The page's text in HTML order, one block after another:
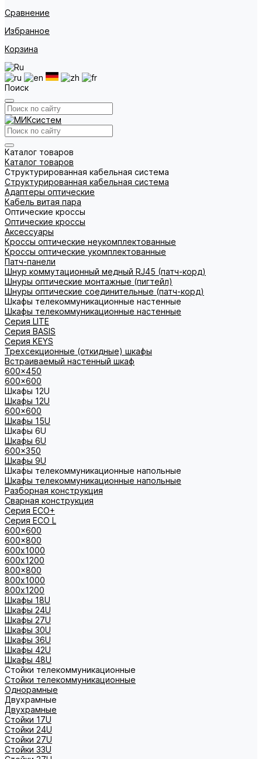
Сравнение
Избранное
Корзина
Поиск
Каталог товаров
Каталог товаров
Структурированная кабельная система
Структурированная кабельная система
Адаптеры оптические
Кабель витая пара
Оптические кроссы
Оптические кроссы
Аксессуары
Кроссы оптические неукомплектованные
Кроссы оптические укомплектованные
Патч-панели
Шнур коммутационный медный RJ45 (патч-корд)
Шнуры оптические монтажные (пигтейл)
Шнуры оптические соединительные (патч-корд)
Шкафы телекоммуникационные настенные
Шкафы телекоммуникационные настенные
Cерия LITE
Cерия BASIS
Cерия KEYS
Трехсекционные (откидные) шкафы
Встраиваемый настенный шкаф
600x450
600x600
Шкафы 12U
Шкафы 12U
600x600
Шкафы 15U
Шкафы 6U
Шкафы 6U
600x350
Шкафы 9U
Шкафы телекоммуникационные напольные
Шкафы телекоммуникационные напольные
Разборная конструкция
Сварная конструкция
Серия ECO+
Серия ECO L
600x600
600x800
600х1000
600х1200
800x800
800х1000
800х1200
Шкафы 18U
Шкафы 24U
Шкафы 27U
Шкафы 30U
Шкафы 36U
Шкафы 42U
Шкафы 48U
Стойки телекоммуникационные
Стойки телекоммуникационные
Однорамные
Двухрамные
Двухрамные
Стойки 17U
Стойки 24U
Стойки 27U
Стойки 33U